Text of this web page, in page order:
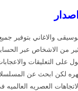
والاغاني بتوفير
من الاشخاص عبر
على التعليقات
لكن ابحث عن
العصريه العالميه